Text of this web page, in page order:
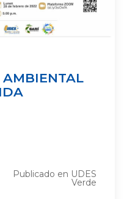
AMBIENTAL
Publicado en UDES
Verde